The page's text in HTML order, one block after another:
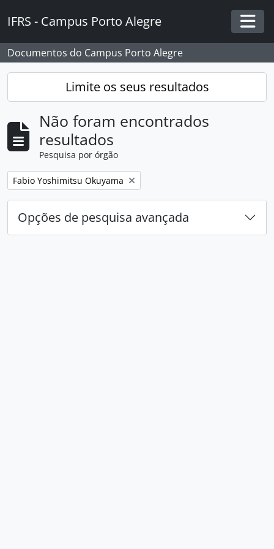
IFRS - Campus Porto Alegre
Documentos do Campus Porto Alegre
Limite os seus resultados
Não foram encontrados
resultados
Pesquisa por órgão
Remover filtro:
Fabio Yoshimitsu Okuyama
Opções de pesquisa avançada